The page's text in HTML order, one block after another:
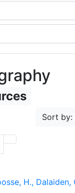
Sort by:
H., Dalaiden,